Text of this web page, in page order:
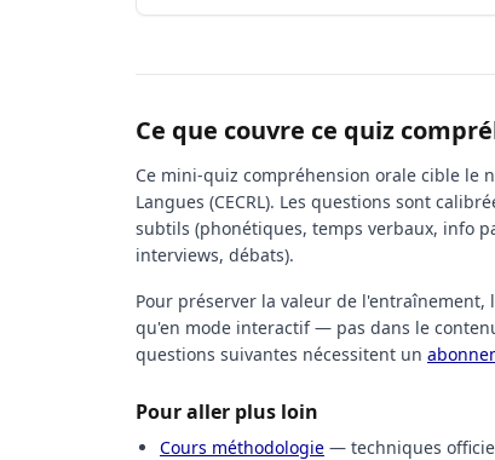
Ce que couvre ce quiz
Ce mini-quiz compréhension orale cible le
Langues (CECRL). Les questions sont
subtils (phonétiques, temps verbaux, info
interviews, débats).
Pour préserver la valeur de
qu'en mode interactif — pas dans le
questions suivantes nécessitent un
Pour aller plus loin
Cours méthodologie — techniques